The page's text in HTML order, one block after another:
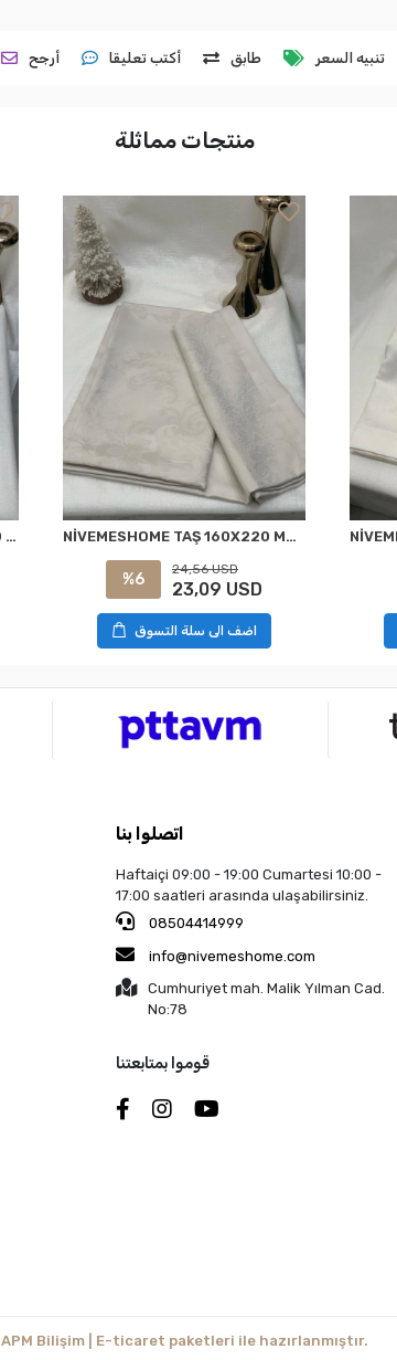
أرجح أكتب تعليقا طابق تنبيه السعر
منتجات مماثلة
NİVEMESHOME BEYAZ 160X220 KDK FRANSIZ DANTELLİ MASA ÖRTÜSÜ NİVEMESHOME TAŞ 160X220 MASA ÖRTÜSÜ
%6
24,56 USD
23,09 USD
اضف الى سلة التسوق
اتصلوا بنا
Haftaiçi 09:00 - 19:00 Cumartesi 10:00 -
17:00 saatleri arasında ulaşabilirsiniz.
08504414999
info@nivemeshome.com
Cumhuriyet mah. Malik Yılman Cad.
No:78
قوموا بمتابعتنا
APM Bilişim | E-ticaret paketleri ile hazırlanmıştır.